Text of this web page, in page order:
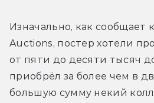
Изначально, как сообщает
Auctions, постер хотели
от пяти до десяти тысяч
приобрёл за более чем в
большую сумму некий